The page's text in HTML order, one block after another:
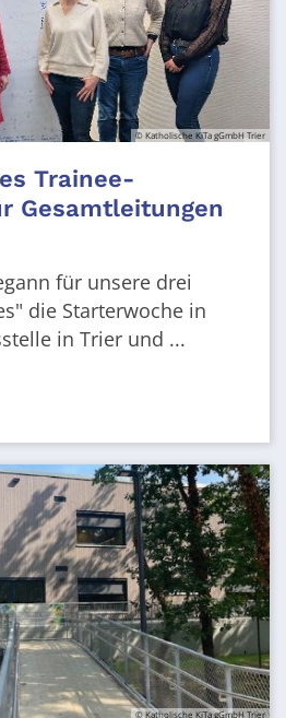
© Katholische KiTa gGmbH Trier
Trainee-
Gesamtleitungen
für unsere drei
die Starterwoche in
in Trier und ...
© Katholische KiTa gGmbH Trier